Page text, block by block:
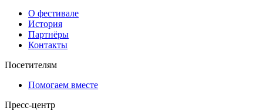
О фестивале
История
Партнёры
Контакты
Посетителям
Помогаем вместе
Пресс-центр